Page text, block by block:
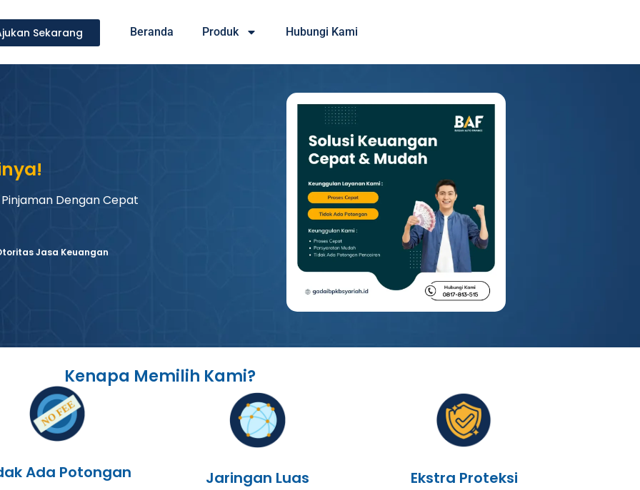
Sekarang Beranda Produk Hubungi Kami
Dengan Cepat
Jasa Keuangan
Kenapa Memilih Kami?
Ada Potongan Jaringan Luas Ekstra Proteksi